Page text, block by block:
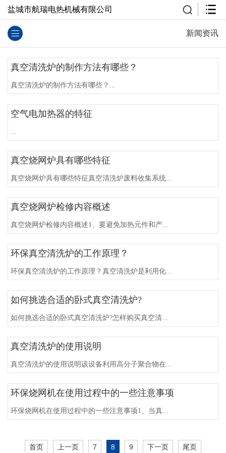
盐城市航瑞电热机械有限公司
新闻资讯
真空清洗炉的制作方法有哪些？
真空清洗炉的制作方法有哪些？...
空气电加热器的特征
...
真空烧网炉具有哪些特征
真空烧网炉具有哪些特征真空清洗炉废料收集系统...
真空烧网炉检修内容概述
真空烧网炉检修内容概述1、要避免加热元件和产...
环保真空清洗炉的工作原理？
环保真空清洗炉的工作原理？真空清洗炉是利用化...
如何挑选合适的卧式真空清洗炉?
如何挑选合适的卧式真空清洗炉?怎样购买真空清...
真空清洗炉的使用说明
真空清洗炉的使用说明该设备利用高分子聚合物在...
环保烧网机在使用过程中的一些注意事项
环保烧网机在使用过程中的一些注意事项1、当真...
首页 上一页 7 8 9 下一页 尾页